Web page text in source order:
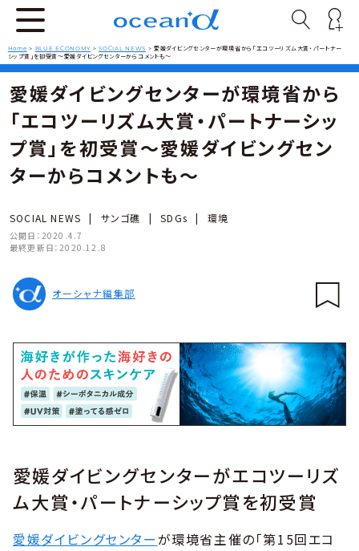
Home > BLUE ECONOMY >SOCIAL NEWS >愛媛ダイビングセンターが環境省から「エコツーリズム大賞・パートナー
シップ賞」を初受賞〜愛媛ダイビングセンターからコメントも〜
愛媛ダイビングセンターが環境省から
「エコツーリズム大賞・パートナーシッ
プ賞」を初受賞〜愛媛ダイビングセン
ターからコメントも〜
SOCIAL NEWS | サンゴ礁 | SDGs | 環境
公開日： 2020.4.7
最終更新日： 2020.12.8
オーシャナ編集部
愛媛ダイビングセンターがエコツーリズ
ム大賞・パートナーシップ賞を初受賞
愛媛ダイビングセンターが環境省主催の「第15回エコ